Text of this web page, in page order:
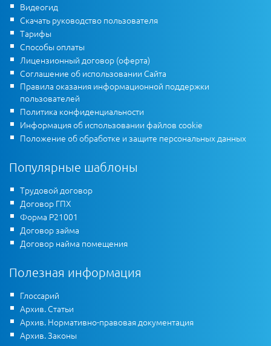
Видеогид
Скачать руководство пользователя
Тарифы
Способы оплаты
Лицензионный договор (оферта)
Соглашение об использовании Сайта
Правила оказания информационной поддержки
пользователей
Политика конфиденциальности
Информация об использовании файлов cookie
Положение об обработке и защите персональных данных
Популярные шаблоны
Трудовой договор
Договор ГПХ
Форма Р21001
Договор займа
Договор найма помещения
Полезная информация
Глоссарий
Архив. Статьи
Архив. Нормативно-правовая документация
Архив. Законы